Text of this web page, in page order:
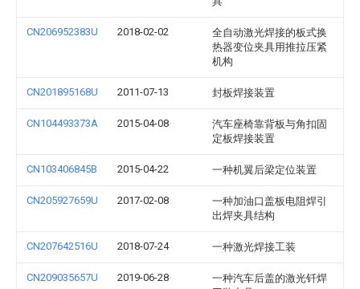
CN206952383U 2018-02-02
全自动激光焊接的板式换
热器变位夹具用推拉压紧
机构
CN201895168U 2011-07-13 封板焊接装置
CN104493373A 2015-04-08
汽车座椅靠背板与角扣固
定板焊接装置
CN103406845B 2015-04-22 一种机翼后梁定位装置
CN205927659U 2017-02-08
一种加油口盖板电阻焊引
出焊夹具结构
CN207642516U 2018-07-24 一种激光焊接工装
CN209035657U 2019-06-28
一种汽车后盖的激光钎焊